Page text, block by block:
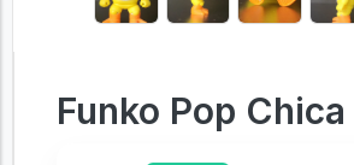
Funko Pop